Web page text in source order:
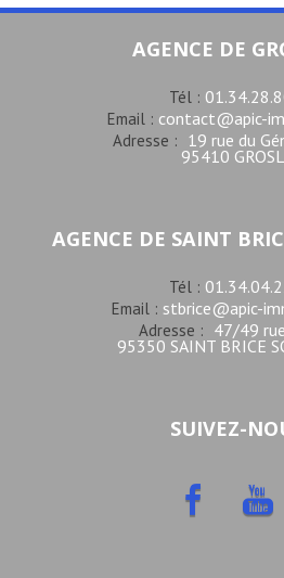
AGENCE DE
Tél :
Email : contact@apic-
Adresse : 19 rue du
95410
AGENCE DE SAINT
Tél :
Email : stbrice@apic-
Adresse : 47/49
95350 SAINT BRICE
SUIVEZ-